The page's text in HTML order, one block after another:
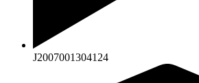
J2007001304124